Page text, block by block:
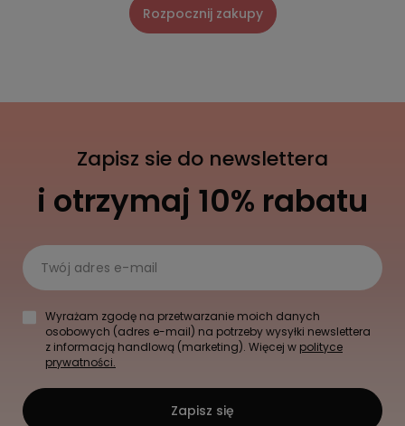
Rozpocznij zakupy
Zapisz sie do newslettera
i otrzymaj 10% rabatu
Twój adres e-mail
Wyrażam zgodę na przetwarzanie moich danych
osobowych (adres e-mail) na potrzeby wysyłki newslettera
z informacją handlową (marketing). Więcej w polityce
prywatności.
Zapisz się